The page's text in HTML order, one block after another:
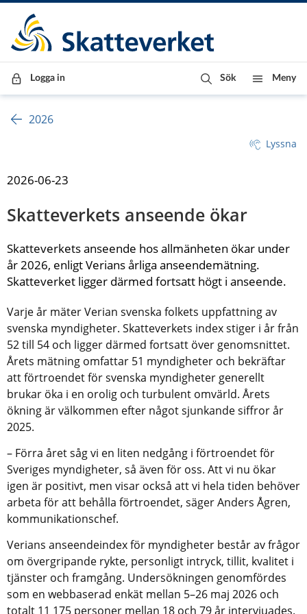
Till innehåll
Till navigationen
Till chattrobot
Logga in Sök Meny
2026
Lyssna
2026-06-23
Skatteverkets anseende ökar
Skatteverkets anseende hos allmänheten ökar under
år 2026, enligt Verians årliga anseendemätning.
Skatteverket ligger därmed fortsatt högt i anseende.
Varje år mäter Verian svenska folkets uppfattning av
svenska myndigheter. Skatteverkets index stiger i år från
52 till 54 och ligger därmed fortsatt över genomsnittet.
Årets mätning omfattar 51 myndigheter och bekräftar
att förtroendet för svenska myndigheter generellt
brukar öka i en orolig och turbulent omvärld. Årets
ökning är välkommen efter något sjunkande siffror år
2025.
– Förra året såg vi en liten nedgång i förtroendet för
Sveriges myndigheter, så även för oss. Att vi nu ökar
igen är positivt, men visar också att vi hela tiden behöver
arbeta för att behålla förtroendet, säger Anders Ågren,
kommunikationschef.
Verians anseendeindex för myndigheter består av frågor
om övergripande rykte, personligt intryck, tillit, kvalitet i
tjänster och framgång. Undersökningen genomfördes
som en webbaserad enkät mellan 5–26 maj 2026 och
totalt 11 175 personer mellan 18 och 79 år intervjuades.